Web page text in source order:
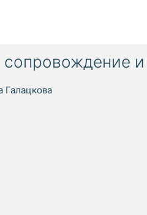
Галацкова